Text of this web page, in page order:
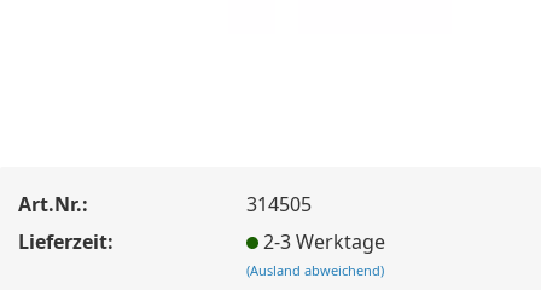
Art.Nr.:
314505
Lieferzeit:
2-3 Werktage
(Ausland abweichend)